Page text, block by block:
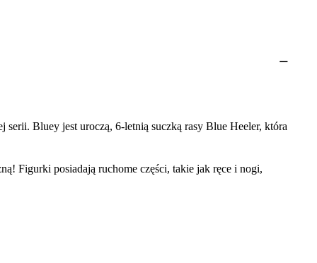
​Bluey jest uroczą, 6-letnią suczką rasy Blue Heeler, która
Figurki posiadają ruchome części, takie jak ręce i nogi,